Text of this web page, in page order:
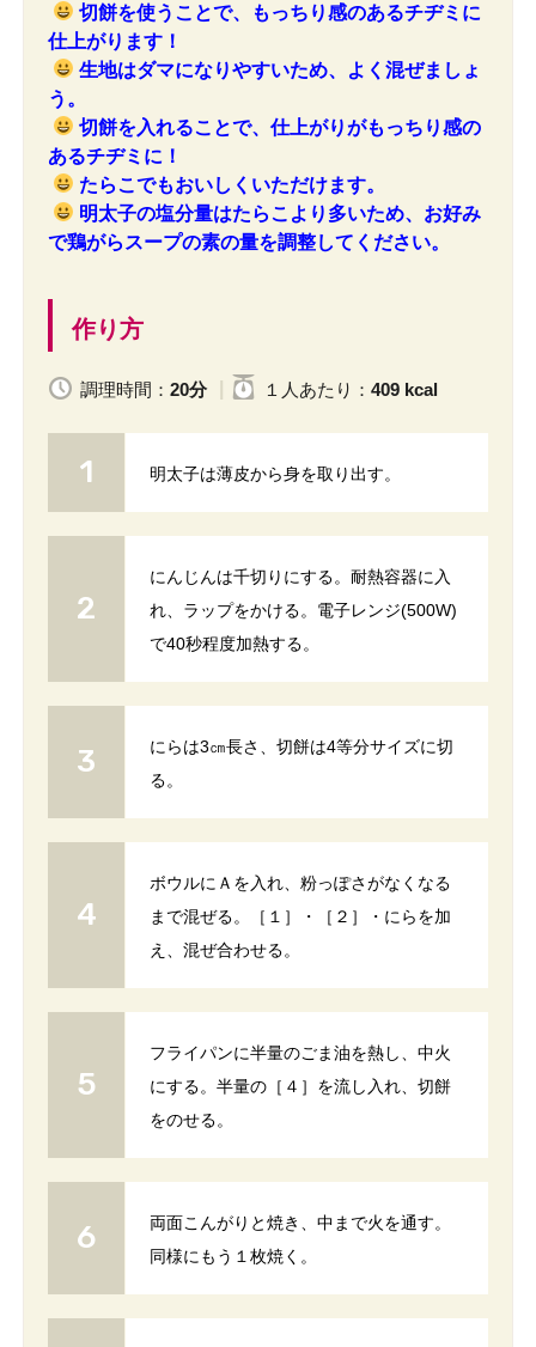
切餅を使うことで、もっちり感のあるチヂミに
仕上がります！
生地はダマになりやすいため、よく混ぜましょ
う。
切餅を入れることで、仕上がりがもっちり感の
あるチヂミに！
たらこでもおいしくいただけます。
明太子の塩分量はたらこより多いため、お好み
で鶏がらスープの素の量を調整してください。
作り方
調理時間： 20分 １人 あたり ： 409 kcal
明太子は薄皮から身を取り出す。
にんじんは千切りにする。耐熱容器に入
れ、ラップをかける。電子レンジ(500W)
で40秒程度加熱する。
にらは3㎝長さ、切餅は4等分サイズに切
る。
ボウルにＡを入れ、粉っぽさがなくなる
まで混ぜる。［１］・［２］・にらを加
え、混ぜ合わせる。
フライパンに半量のごま油を熱し、中火
にする。半量の［４］を流し入れ、切餅
をのせる。
両面こんがりと焼き、中まで火を通す。
同様にもう１枚焼く。